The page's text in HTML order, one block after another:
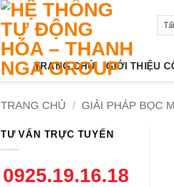
TRANG CHỦ GIỚI THIỆU
TRANG CHỦ / GIẢI PHÁP BỌC
TƯ VẤN TRỰC TUYẾN
0925.19.16.18